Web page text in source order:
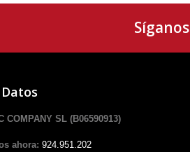
Síganos
COMPANY SL (B06590913)
ahora: 924.951.202